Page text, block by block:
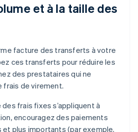
et à la taille des
facture des transferts à votre
ces transferts pour réduire les
des prestataires qui ne
frais de virement.
frais fixes s’appliquent à
encouragez des paiements
plus importants (par exemple,